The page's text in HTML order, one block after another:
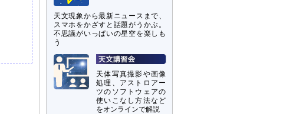
天文現象から最新ニュースまで、
スマホをかざすと話題がうかぶ。
不思議がいっぱいの星空を楽しも
う
天体写真撮影や画像
処理、アストロアー
ツのソフトウェアの
使いこなし方法など
をオンラインで解説